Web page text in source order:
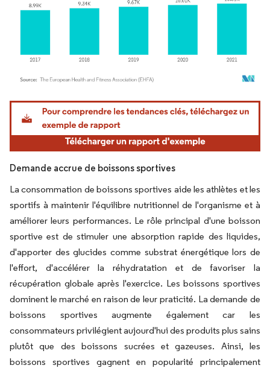
Image © Mordor Intelligence. La réutilisation nécessite une attribution sous CC BY
Demande accrue de boissons sportives
La consommation de boissons sportives aide les athlètes et les
sportifs à maintenir l'équilibre nutritionnel de l'organisme et à
améliorer leurs performances. Le rôle principal d'une boisson
sportive est de stimuler une absorption rapide des liquides,
d'apporter des glucides comme substrat énergétique lors de
l'effort, d'accélérer la réhydratation et de favoriser la
récupération globale après l'exercice. Les boissons sportives
dominent le marché en raison de leur praticité. La demande de
boissons sportives augmente également car les
consommateurs privilégient aujourd'hui des produits plus sains
plutôt que des boissons sucrées et gazeuses. Ainsi, les
boissons sportives gagnent en popularité principalement